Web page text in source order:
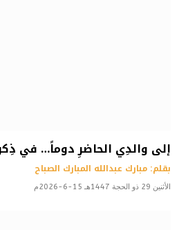
إلى والدِي الحاضرِ دوماً… في
بقلم: مبارك عبدالله المبارك الصباح
الأثنين 29 ذو الحجة 1447هـ 15-6-2026م